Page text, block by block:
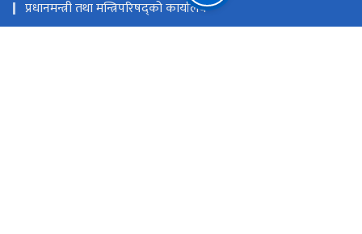
प्रधानमन्त्री तथा मन्त्रिपरिषद्को कार्यालय